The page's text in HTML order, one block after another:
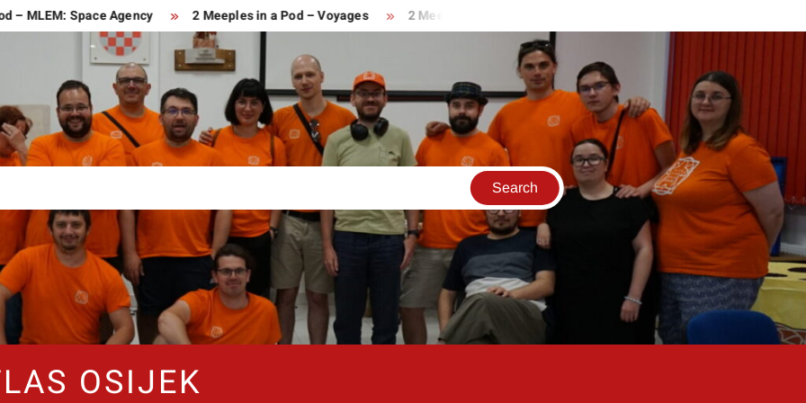
MLEM: Space Agency 2 Meeples in a Pod – Voyages 2 Meeples in a Pod – 3 Ring Circus
OSIJEK